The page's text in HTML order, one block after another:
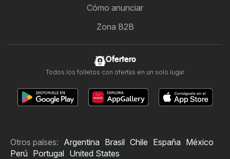
Cómo anunciar
Zona B2B
Ofertero
Todos los folletos con ofertas en un solo lugar
Otros países: Argentina Brasil Chile España México
Perú Portugal United States